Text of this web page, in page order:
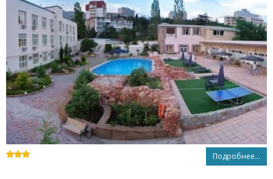
Подробнее...